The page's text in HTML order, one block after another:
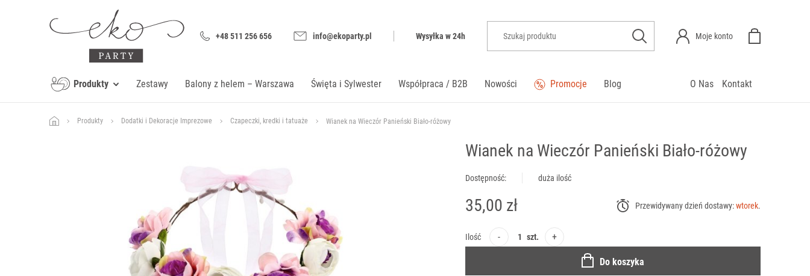
+48 511 256 656 info@ekoparty.pl Wysyłka w 24h Moje konto
Produkty Zestawy Balony z helem – Warszawa Święta i Sylwester Współpraca / B2B Nowości Promocje Blog Kontakt
O Nas
Produkty Dodatki i Dekoracje Imprezowe Czapeczki, kredki i tatuaże Wianek na Wieczór Panieński Biało-różowy
Wianek na Wieczór Panieński Biało-różowy
Dostępność: duża ilość
35,00 zł Przewidywany dzień dostawy:wtorek.
Ilość - szt. +
Do koszyka